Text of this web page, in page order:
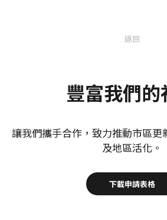
返回
豐富我們的
讓我們攜手合作，致力推動市區更
及地區活化。
下載申請表格